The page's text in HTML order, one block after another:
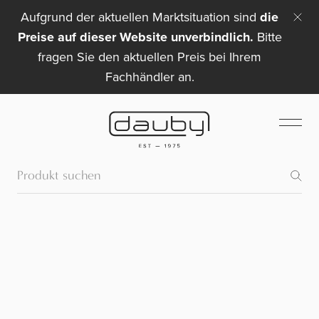
Aufgrund der aktuellen Marktsituation sind die
Preise auf dieser Website unverbindlich. Bitte
fragen Sie den aktuellen Preis bei Ihrem
Fachhändler an.